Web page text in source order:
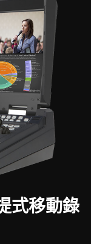
式移動錄